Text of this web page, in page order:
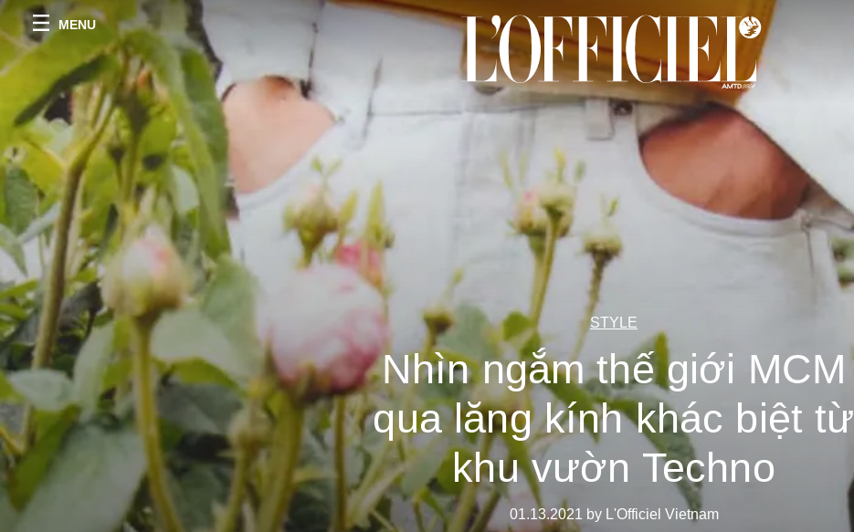
MENU
STYLE
Nhìn ngắm thế giới MCM
qua lăng kính khác biệt từ
khu vườn Techno
01.13.2021 by L'Officiel Vietnam